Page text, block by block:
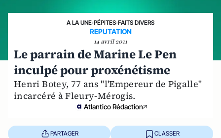
A LA UNE›PÉPITES›FAITS DIVERS
REPUTATION
14 avril 2011
Le parrain de Marine Le Pen
inculpé pour proxénétisme
Henri Botey, 77 ans "l'Empereur de Pigalle"
incarcéré à Fleury-Mérogis.
Atlantico Rédaction
PARTAGER CLASSER